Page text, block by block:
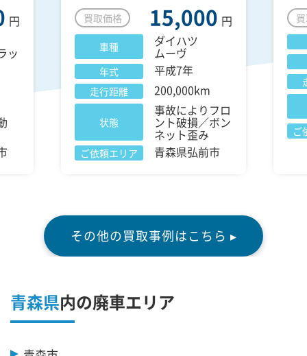
円
ッ
買取価格 15,000 円
車種 ダイハツ
ムーヴ
年式 平成7年
走行距離 200,000km
状態
事故によりフロ
ント破損／ボン
ネット歪み
ご依頼エリア 青森県弘前市
ご
その他の買取事例はこちら ▸
青森県内の廃車エリア